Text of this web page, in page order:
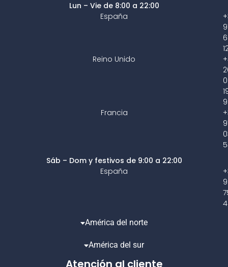
Lun – Vie de 8:00 a 22:00
España
Reino Unido
Francia
Sáb – Dom y festivos de 9:00 a 22:00
España
América del norte
América del sur
Atención al cliente